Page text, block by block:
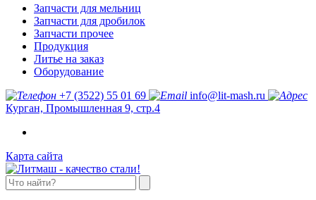
Запчасти для мельниц
Запчасти для дробилок
Запчасти прочее
Продукция
Литье на заказ
Оборудование
+7 (3522) 55 01 69
info@lit-mash.ru
Курган, Промышленная 9, стр.4
Карта сайта